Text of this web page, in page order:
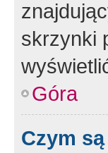
skrzynki
Góra
Czym